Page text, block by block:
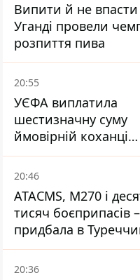
Випити й не впасти
Уганді провели
розпиття пива
20:55
УЄФА виплатила
шестизначну суму
ймовірній коханці
Інфантіно - The
20:46
ATACMS, M270 і
тисяч боєприпасів
придбала в
потужний пакет
20:36